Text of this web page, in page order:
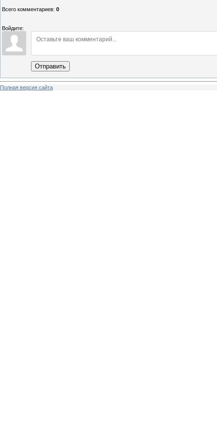
Всего комментариев: 0
Войдите:
Отправить
Полная версия сайта